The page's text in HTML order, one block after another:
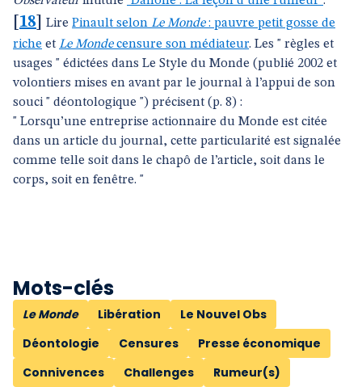
18 Lire Pinault selon Le Monde: pauvre petit gosse de
riche et Le Mondecensure son médiateur. Les " règles et
usages " édictées dans Le Style du Monde (publié 2002 et
volontiers mises en avant par le journal à l’appui de son
souci " déontologique ") précisent (p. 8) :
" Lorsqu’une entreprise actionnaire du Monde est citée
dans un article du journal, cette particularité est signalée
comme telle soit dans le chapô de l’article, soit dans le
corps, soit en fenêtre. "
Mots-clés
Le Monde Libération
Le Nouvel Obs
Déontologie
Censures
Presse économique
Connivences
Challenges
Rumeur(s)